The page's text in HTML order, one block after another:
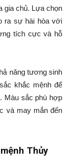
gia chủ. Lựa chọn
ra sự hài hòa với
tích cực và hỗ
năng tương sinh
khắc mệnh để
Màu sắc phù hợp
và may mắn đến
Thủy